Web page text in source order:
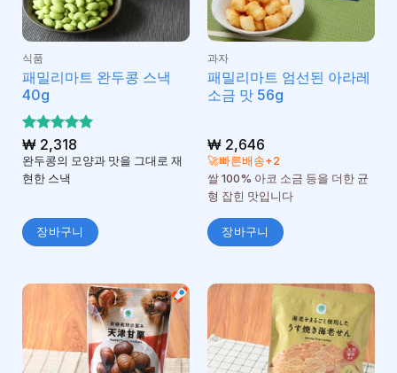
식품
패밀리마트 완두콩 스낵
40g
5 중에서
5로 평가
됨
₩2,318
완두콩의 모양과 맛을 그대로 재
현한 스낵
장바구니
과자
패밀리마트 엄선된 아라레
소금 맛 56g
₩2,646
🚀빠른배송+2
쌀 100% 아코 소금 등을 더한 균
형 잡힌 맛입니다
장바구니